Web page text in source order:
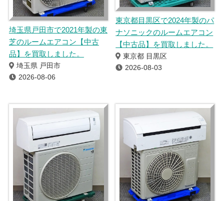
埼玉県戸田市で2021年製の東
芝のルームエアコン【中古
品】を買取しました。
埼玉県 戸田市
2026-08-06
東京都目黒区で2024年製のパ
ナソニックのルームエアコン
【中古品】を買取しました。
東京都 目黒区
2026-08-03